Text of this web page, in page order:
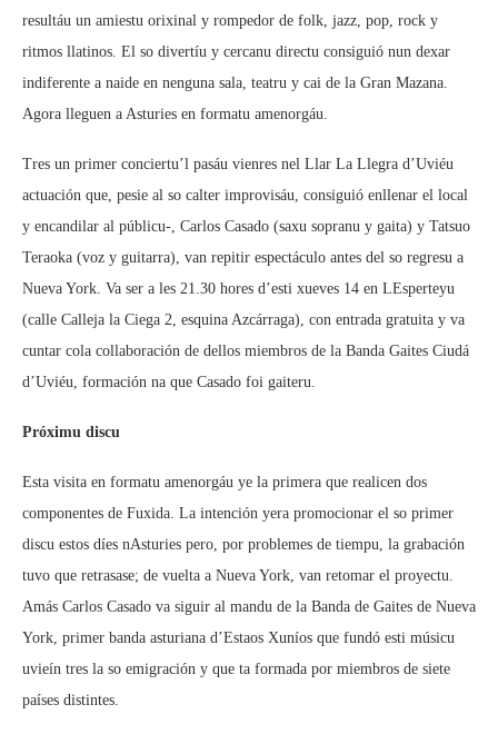
resultáu un amiestu orixinal y rompedor de folk, jazz, pop, rock y
ritmos llatinos. El so divertíu y cercanu directu consiguió nun dexar
indiferente a naide en nenguna sala, teatru y cai de la Gran Mazana.
Agora lleguen a Asturies en formatu amenorgáu.
Tres un primer conciertu’l pasáu vienres nel Llar La Llegra d’Uviéu
actuación que, pesie al so calter improvisáu, consiguió enllenar el local
y encandilar al públicu-, Carlos Casado (saxu sopranu y gaita) y Tatsuo
Teraoka (voz y guitarra), van repitir espectáculo antes del so regresu a
Nueva York. Va ser a les 21.30 hores d’esti xueves 14 en LEsperteyu
(calle Calleja la Ciega 2, esquina Azcárraga), con entrada gratuita y va
cuntar cola collaboración de dellos miembros de la Banda Gaites Ciudá
d’Uviéu, formación na que Casado foi gaiteru.
Próximu discu
Esta visita en formatu amenorgáu ye la primera que realicen dos
componentes de Fuxida. La intención yera promocionar el so primer
discu estos díes nAsturies pero, por problemes de tiempu, la grabación
tuvo que retrasase; de vuelta a Nueva York, van retomar el proyectu.
Amás Carlos Casado va siguir al mandu de la Banda de Gaites de Nueva
York, primer banda asturiana d’Estaos Xuníos que fundó esti músicu
uvieín tres la so emigración y que ta formada por miembros de siete
países distintes.